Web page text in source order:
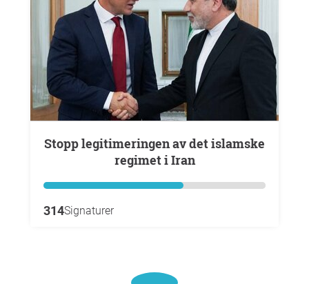
Stopp legitimeringen av det islamske
regimet i Iran
314Signaturer